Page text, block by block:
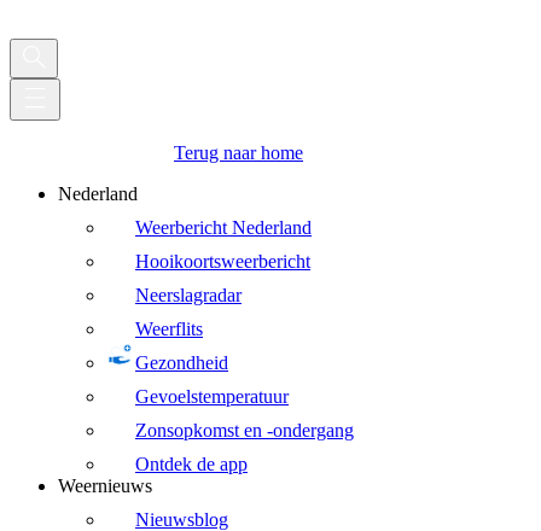
Terug naar home
Nederland
Weerbericht Nederland
Hooikoortsweerbericht
Neerslagradar
Weerflits
Gezondheid
Gevoelstemperatuur
Zonsopkomst en -ondergang
Ontdek de app
Weernieuws
Nieuwsblog